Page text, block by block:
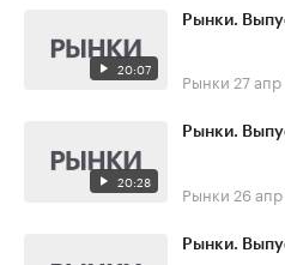
20:07
Рынки.
Рынки 27
20:28
Рынки.
Рынки 26
Рынки.